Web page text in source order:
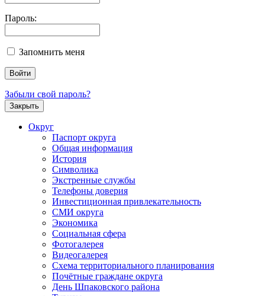
Пароль:
Запомнить меня
Забыли свой пароль?
Закрыть
Округ
Паспорт округа
Общая информация
История
Символика
Экстренные службы
Телефоны доверия
Инвестиционная привлекательность
СМИ округа
Экономика
Социальная сфера
Фотогалерея
Видеогалерея
Схема территориального планирования
Почётные граждане округа
День Шпаковского района